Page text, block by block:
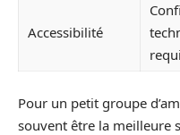
Accessibilité
Pour un petit groupe
souvent être la meilleure